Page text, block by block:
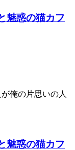
魅惑の猫カフ
俺の片思いの人
魅惑の猫カフ